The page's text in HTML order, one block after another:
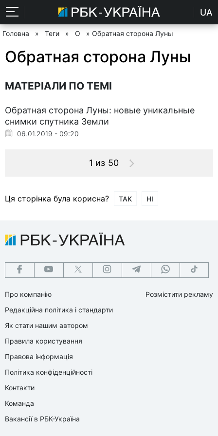
UA
Головна » Теги » О » Обратная сторона Луны
Обратная сторона Луны
МАТЕРІАЛИ ПО ТЕМІ
Обратная сторона Луны: новые уникальные
снимки спутника Земли
06.01.2019 - 09:20
1 из 50
Ця сторінка була корисна? ТАК НІ
Про компанію
Редакційна політика і стандарти
Як стати нашим автором
Правила користування
Правова інформація
Політика конфіденційності
Контакти
Команда
Вакансії в РБК-Україна
Розмістити рекламу